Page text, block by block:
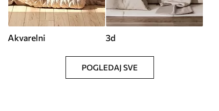
Akvarelni 3d
POGLEDAJ SVE